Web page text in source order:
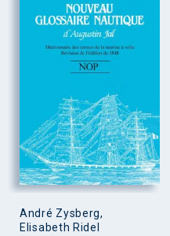
André Zysberg,
Elisabeth Ridel